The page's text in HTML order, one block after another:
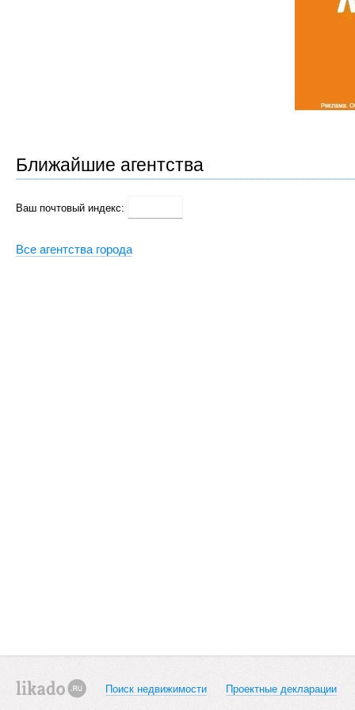
Ближайшие агентства
Ваш почтовый индекс:
Все агентства города
Поиск недвижимости Проектные декларации